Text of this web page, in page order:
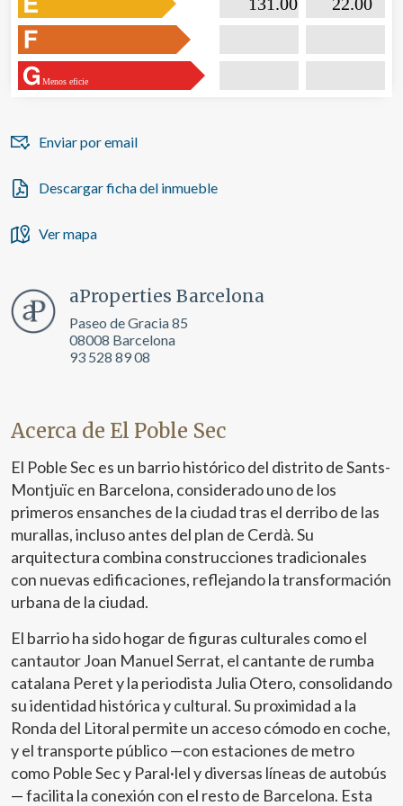
Menos eficie
Enviar por email
Descargar ficha del inmueble
Ver mapa
aProperties Barcelona
Paseo de Gracia 85
08008 Barcelona
93 528 89 08
Acerca de El Poble Sec
El Poble Sec es un barrio histórico del distrito de Sants-
Montjuïc en Barcelona, considerado uno de los
primeros ensanches de la ciudad tras el derribo de las
murallas, incluso antes del plan de Cerdà. Su
arquitectura combina construcciones tradicionales
con nuevas edificaciones, reflejando la transformación
urbana de la ciudad.
El barrio ha sido hogar de figuras culturales como el
cantautor Joan Manuel Serrat, el cantante de rumba
catalana Peret y la periodista Julia Otero, consolidando
su identidad histórica y cultural. Su proximidad a la
Ronda del Litoral permite un acceso cómodo en coche,
y el transporte público —con estaciones de metro
como Poble Sec y Paral·lel y diversas líneas de autobús
— facilita la conexión con el resto de Barcelona. Esta